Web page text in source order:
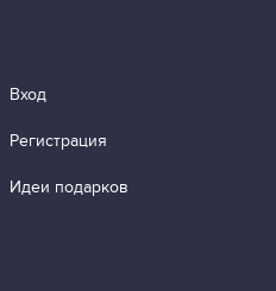
Вход
Регистрация
Идеи подарков